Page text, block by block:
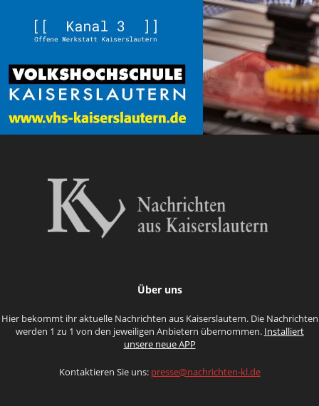
Über uns
Hier bekommt ihr aktuelle Nachrichten aus Kaiserslautern. Die Nachrichten
werden 1 zu 1 von den jeweiligen Anbietern übernommen. Installiert
unsere neue APP
Kontaktieren Sie uns: presse@nachrichten-kl.de